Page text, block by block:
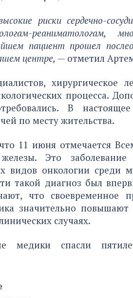
риски сердечно-
реаниматологам,
пациент прошел
центре, — отметил
хирургическое
процесса.
В
по месту жительства.
11 июня отмечается
железы. Это
видов онкологии среди
такой диагноз был
что своевременное
значительно
случаях.
медики спасли